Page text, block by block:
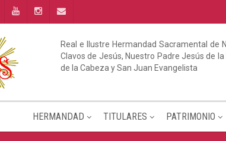
Real e Ilustre Hermandad Sacramental de
Clavos de Jesús, Nuestro Padre Jesús de
de la Cabeza y San Juan Evangelista
HERMANDAD TITULARES PATRIMONIO